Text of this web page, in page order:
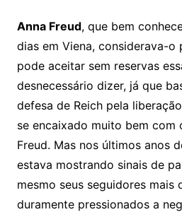
Anna Freud, que bem
dias em Viena, considerava-o
pode aceitar sem reservas
desnecessário dizer, já que
defesa de Reich pela
se encaixado muito bem com
Freud. Mas nos últimos anos
estava mostrando sinais de
mesmo seus seguidores mais
duramente pressionados a